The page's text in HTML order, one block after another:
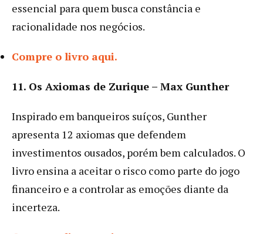
essencial para quem busca constância e
racionalidade nos negócios.
Compre o livro aqui.
11. Os Axiomas de Zurique – Max Gunther
Inspirado em banqueiros suíços, Gunther
apresenta 12 axiomas que defendem
investimentos ousados, porém bem calculados. O
livro ensina a aceitar o risco como parte do jogo
financeiro e a controlar as emoções diante da
incerteza.